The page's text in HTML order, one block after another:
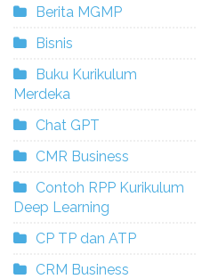
Berita MGMP
Bisnis
Buku Kurikulum
Merdeka
Chat GPT
CMR Business
Contoh RPP Kurikulum
Deep Learning
CP TP dan ATP
CRM Business